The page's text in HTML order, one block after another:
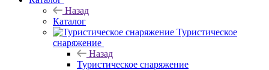
Назад
Каталог
Туристическое
снаряжение
Назад
Туристическое снаряжение